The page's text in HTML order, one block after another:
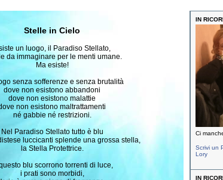
Stelle in Cielo
un luogo, il Paradiso Stellato,
da immaginare per le menti umane.
Ma esiste!
senza sofferenze e senza brutalità
dove non esistono abbandoni
dove non esistono malattie
non esistono maltrattamenti
né gabbie né restrizioni.
Nel Paradiso Stellato tutto è blu
luccicanti splende una grossa stella,
la Stella Protettrice.
blu scorrono torrenti di luce,
i prati sono morbidi,
IN
Ci
Scrivi un
Lory
IN